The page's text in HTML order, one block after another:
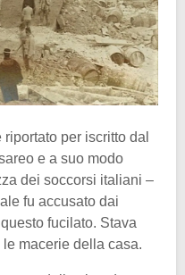
per iscritto dal
e a suo modo
dei soccorsi italiani –
fu accusato dai
fucilato. Stava
macerie della casa.